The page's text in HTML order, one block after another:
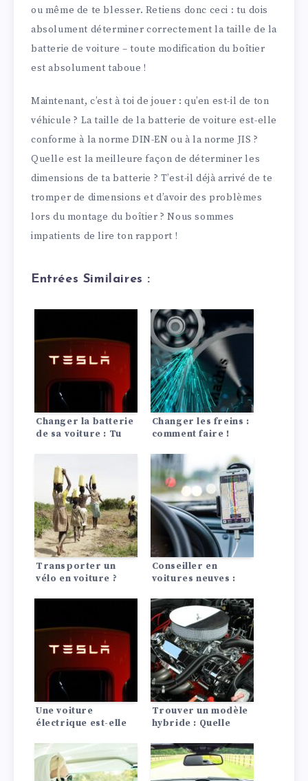
ou même de te blesser. Retiens donc ceci : tu dois
absolument déterminer correctement la taille de la
batterie de voiture – toute modification du boîtier
est absolument taboue !
Maintenant, c’est à toi de jouer : qu’en est-il de ton
véhicule ? La taille de la batterie de voiture est-elle
conforme à la norme DIN-EN ou à la norme JIS ?
Quelle est la meilleure façon de déterminer les
dimensions de ta batterie ? T’est-il déjà arrivé de te
tromper de dimensions et d’avoir des problèmes
lors du montage du boîtier ? Nous sommes
impatients de lire ton rapport !
Entrées Similaires :
Changer la batterie
de sa voiture : Tu
Changer les freins :
comment faire !
Transporter un
vélo en voiture ?
Conseiller en
voitures neuves :
convient le mieux ?
Une voiture
électrique est-elle
comparaison avec
les moteurs à
combustion
Trouver un modèle
hybride : Quelle
convient le mieux ?